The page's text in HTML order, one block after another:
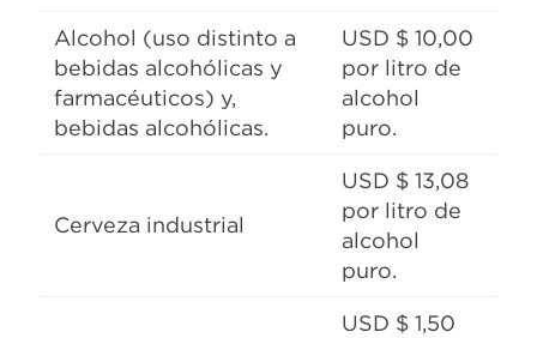
Alcohol (uso distinto a
bebidas alcohólicas y
farmacéuticos) y,
bebidas alcohólicas.
USD $ 10,00
por litro de
alcohol
puro.
Cerveza industrial
USD $ 13,08
por litro de
alcohol
puro.
USD $ 1,50